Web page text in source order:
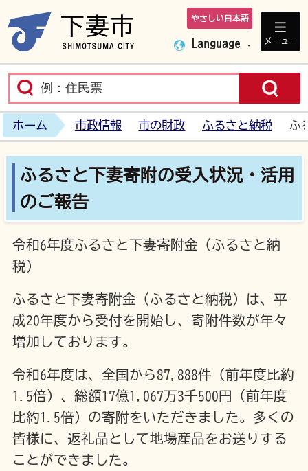
下妻市ホームペ
やさしい日本語
Language メニュー
ホーム 市政情報 市の財政 ふるさと納税 ふ
ふるさと下妻寄附の受入状況・活用
のご報告
令和6年度ふるさと下妻寄附金（ふるさと納
税）
ふるさと下妻寄附金（ふるさと納税）は、平
成20年度から受付を開始し、寄附件数が年々
増加しております。
令和6年度は、全国から87,888件（前年度比約
1.5倍）、総額17億1,067万3千500円（前年度
比約1.5倍）の寄附をいただきました。多くの
皆様に、返礼品として地場産品をお送りする
ことができました。